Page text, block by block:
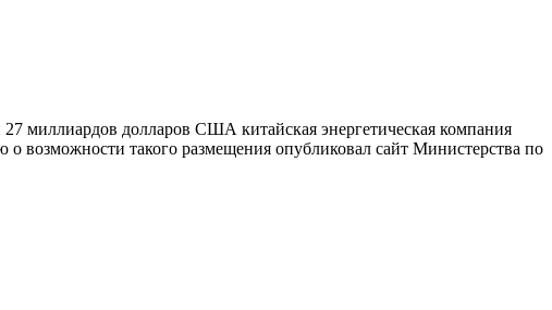
миллиардов долларов США китайская энергетическая компания
такого размещения опубликовал сайт Министерства по